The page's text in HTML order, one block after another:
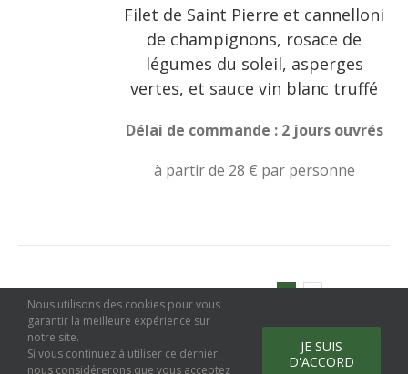
Filet de Saint Pierre et cannelloni
de champignons, rosace de
légumes du soleil, asperges
vertes, et sauce vin blanc truffé
Délai de commande : 2 jours ouvrés
à partir de 28 € par personne
1 2 Suivant
Copyright2026 - Tous droits réservés Jérôme RavelMentions
Nous utilisons des cookies pour vous
garantir la meilleure expérience sur
notre site.
Si vous continuez à utiliser ce dernier,
nous considérerons que vous acceptez
JE SUIS
D'ACCORD